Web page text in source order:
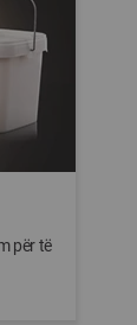
për të